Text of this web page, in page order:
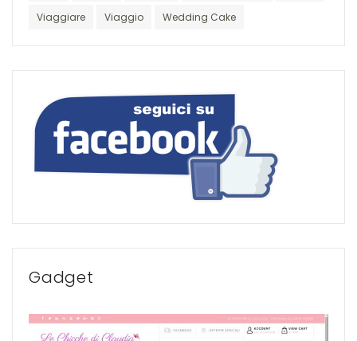
Viaggiare Viaggio Wedding Cake
Gadget